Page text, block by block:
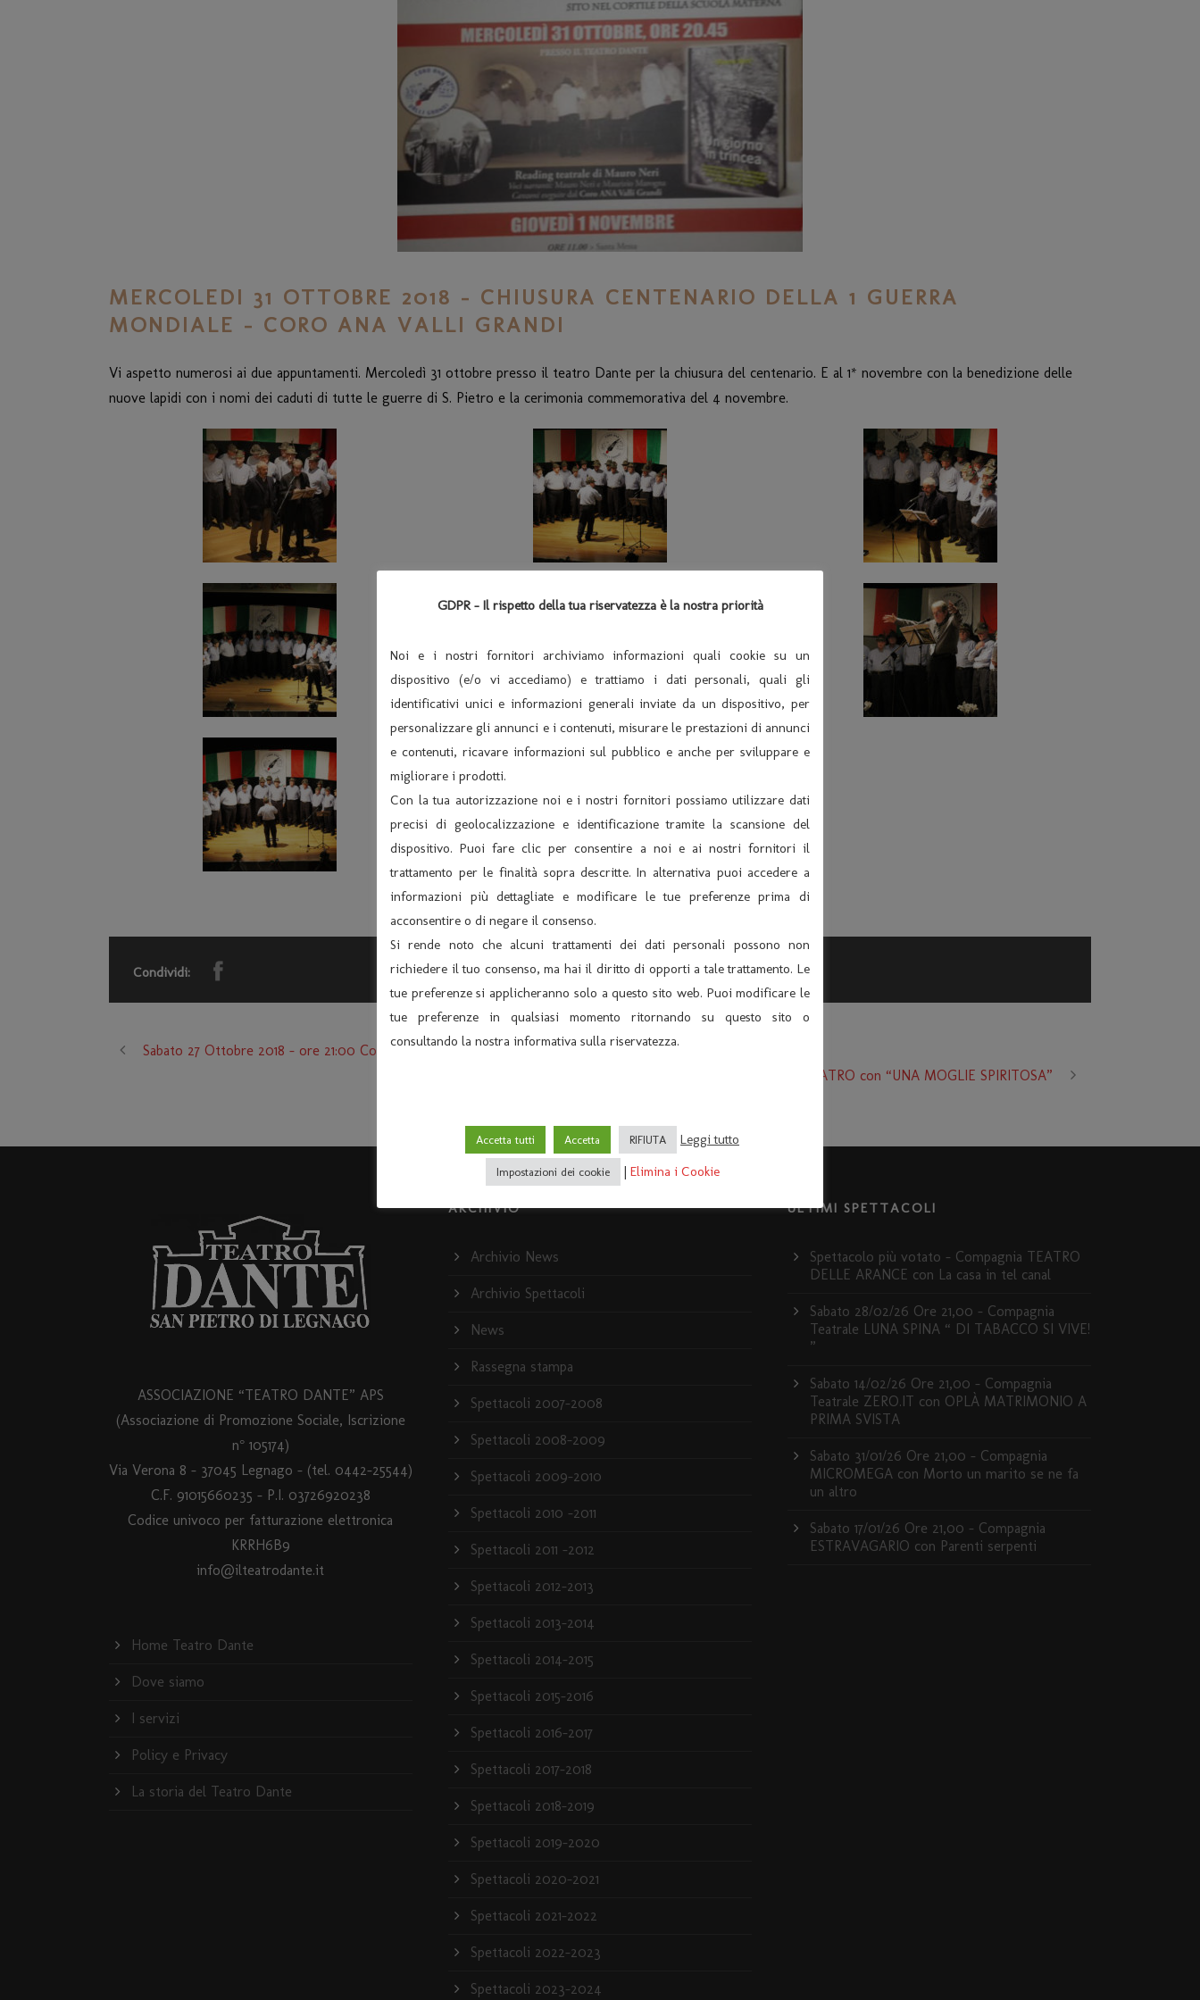
MERCOLEDI 31 OTTOBRE 2018 – CHIUSURA CENTENARIO DELLA 1 GUERRA
MONDIALE – CORO ANA VALLI GRANDI
Vi aspetto numerosi ai due appuntamenti. Mercoledì 31 ottobre presso il teatro Dante per la chiusura del centenario. E al 1* novembre con la benedizione delle
nuove lapidi con i nomi dei caduti di tutte le guerre di S. Pietro e la cerimonia commemorativa del 4 novembre.
Condividi:
Sabato 27 Ottobre 2018 – ore 21:00 Compagnia TEATROINSIEME di Zugliano con “COINQUILINO CERCASI”
Sabato 10 Novembre 2018 – Ore 21:00 Compagnia LAVANTEATRO con “UNA MOGLIE SPIRITOSA”
ASSOCIAZIONE “TEATRO DANTE” APS
(Associazione di Promozione Sociale, Iscrizione
n° 105174)
Via Verona 8 – 37045 Legnago – (tel. 0442-25544)
C.F. 91015660235 - P.I. 03726920238
Codice univoco per fatturazione elettronica
KRRH6B9
info@ilteatrodante.it
Home Teatro Dante
Dove siamo
I servizi
Policy e Privacy
La storia del Teatro Dante
ARCHIVIO
Archivio News
Archivio Spettacoli
News
Rassegna stampa
Spettacoli 2007-2008
Spettacoli 2008-2009
Spettacoli 2009-2010
Spettacoli 2010 -2011
Spettacoli 2011 -2012
Spettacoli 2012-2013
Spettacoli 2013-2014
Spettacoli 2014-2015
Spettacoli 2015-2016
Spettacoli 2016-2017
Spettacoli 2017-2018
Spettacoli 2018-2019
Spettacoli 2019-2020
Spettacoli 2020-2021
Spettacoli 2021-2022
Spettacoli 2022-2023
Spettacoli 2023-2024
ULTIMI SPETTACOLI
Spettacolo più votato – Compagnia TEATRO
DELLE ARANCE con La casa in tel canal
Sabato 28/02/26 Ore 21,00 – Compagnia
Teatrale LUNA SPINA “ DI TABACCO SI VIVE!
”
Sabato 14/02/26 Ore 21,00 – Compagnia
Teatrale ZERO.IT con OPLÀ MATRIMONIO A
PRIMA SVISTA
Sabato 31/01/26 Ore 21,00 – Compagnia
MICROMEGA con Morto un marito se ne fa
un altro
Sabato 17/01/26 Ore 21,00 – Compagnia
ESTRAVAGARIO con Parenti serpenti
GDPR - Il rispetto della tua riservatezza è la nostra priorità
Noi e i nostri fornitori archiviamo informazioni quali cookie su un
dispositivo (e/o vi accediamo) e trattiamo i dati personali, quali gli
identificativi unici e informazioni generali inviate da un dispositivo, per
personalizzare gli annunci e i contenuti, misurare le prestazioni di annunci
e contenuti, ricavare informazioni sul pubblico e anche per sviluppare e
migliorare i prodotti.
Con la tua autorizzazione noi e i nostri fornitori possiamo utilizzare dati
precisi di geolocalizzazione e identificazione tramite la scansione del
dispositivo. Puoi fare clic per consentire a noi e ai nostri fornitori il
trattamento per le finalità sopra descritte. In alternativa puoi accedere a
informazioni più dettagliate e modificare le tue preferenze prima di
acconsentire o di negare il consenso.
Si rende noto che alcuni trattamenti dei dati personali possono non
richiedere il tuo consenso, ma hai il diritto di opporti a tale trattamento. Le
tue preferenze si applicheranno solo a questo sito web. Puoi modificare le
tue preferenze in qualsiasi momento ritornando su questo sito o
consultando la nostra informativa sulla riservatezza.
Accetta tutti Accetta RIFIUTA Leggi tutto
Impostazioni dei cookie | Elimina i Cookie